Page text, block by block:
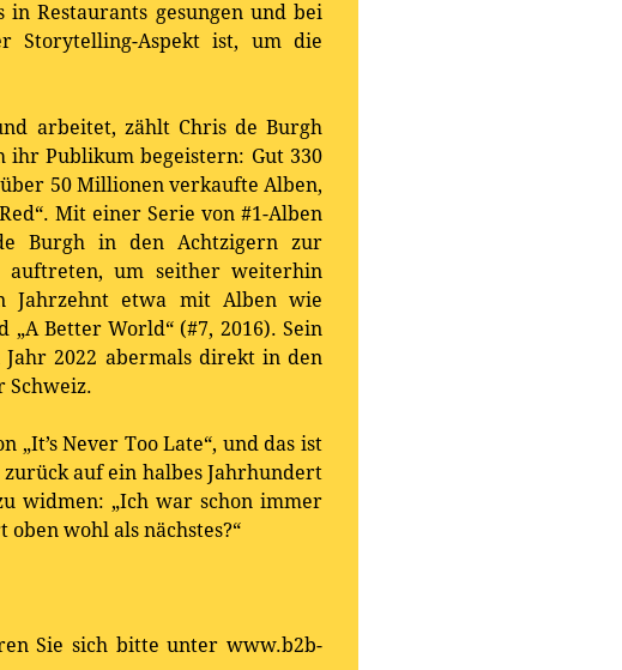
Restaurants gesungen und bei
Storytelling-Aspekt ist, um die
arbeitet, zählt Chris de Burgh
Publikum begeistern: Gut 330
50 Millionen verkaufte Alben,
Mit einer Serie von #1-Alben
Burgh in den Achtzigern zur
auftreten, um seither weiterhin
Jahrzehnt etwa mit Alben wie
„A Better World“ (#7, 2016). Sein
Jahr 2022 abermals direkt in den
Schweiz.
Never Too Late“, und das ist
auf ein halbes Jahrhundert
widmen: „Ich war schon immer
wohl als nächstes?“
Sie sich bitte unter www.b2b-